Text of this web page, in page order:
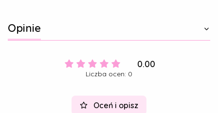
Opinie
0.00
Liczba ocen: 0
Oceń i opisz